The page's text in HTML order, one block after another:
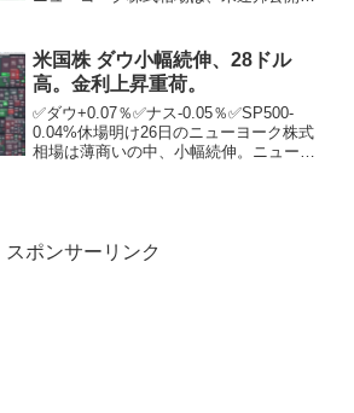
邦準備制度理事会（FRB）の金融政策の
先行きを見極めよ...
米国株 ダウ小幅続伸、28ドル
高。金利上昇重荷。
✅ダウ+0.07％✅ナス-0.05％✅SP500-
0.04%休場明け26日のニューヨーク株式
相場は薄商いの中、小幅続伸。ニューヨ
スポンサーリンク